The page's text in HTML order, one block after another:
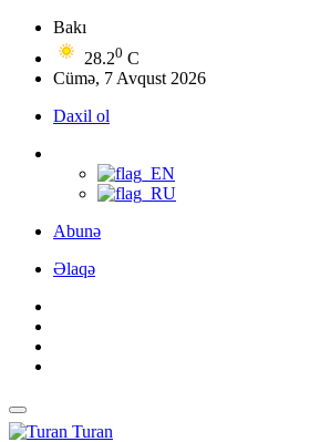
Bakı
28.20 C
Cümə, 7 Avqust 2026
Daxil ol
Abunə
Əlaqə
Turan